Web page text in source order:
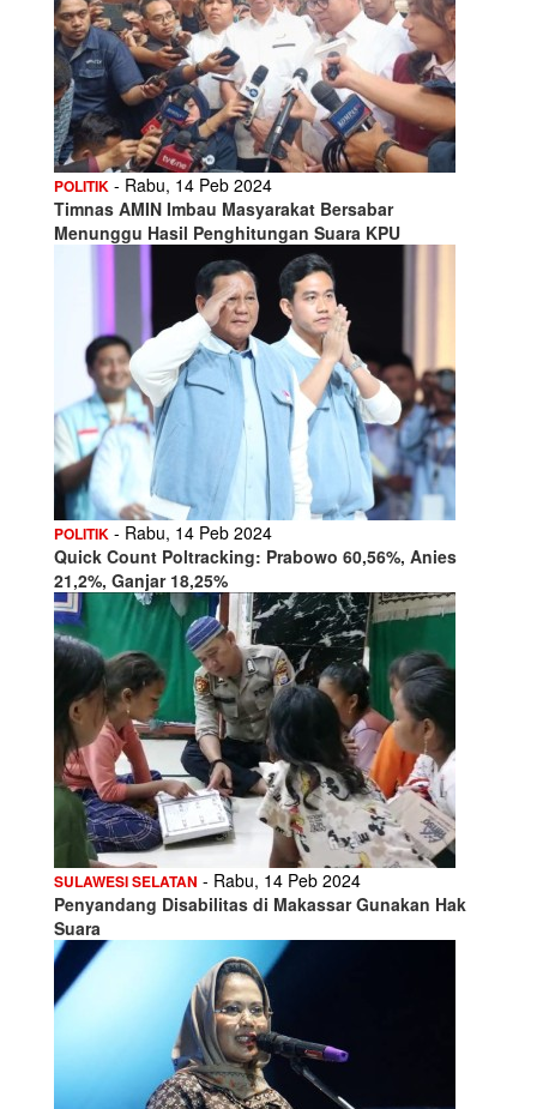
POLITIK - Rabu, 14 Peb 2024
Timnas AMIN Imbau Masyarakat Bersabar
Menunggu Hasil Penghitungan Suara KPU
POLITIK - Rabu, 14 Peb 2024
Quick Count Poltracking: Prabowo 60,56%, Anies
21,2%, Ganjar 18,25%
SULAWESI SELATAN - Rabu, 14 Peb 2024
Penyandang Disabilitas di Makassar Gunakan Hak
Suara